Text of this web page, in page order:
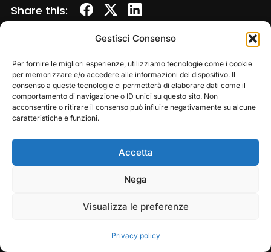
Gestisci Consenso
Per fornire le migliori esperienze, utilizziamo tecnologie come i cookie
per memorizzare e/o accedere alle informazioni del dispositivo. Il
consenso a queste tecnologie ci permetterà di elaborare dati come il
comportamento di navigazione o ID unici su questo sito. Non
acconsentire o ritirare il consenso può influire negativamente su alcune
caratteristiche e funzioni.
Accetta
Nega
Visualizza le preferenze
Privacy policy
Share this:
Copyright © 2026 — Frasassi Climbing Festival. All
Rights Reserved